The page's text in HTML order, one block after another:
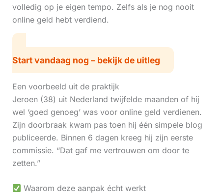
volledig op je eigen tempo. Zelfs als je nog nooit
online geld hebt verdiend.
Start vandaag nog – bekijk de uitleg
Een voorbeeld uit de praktijk
Jeroen (38) uit Nederland twijfelde maanden of hij
wel ‘goed genoeg’ was voor online geld verdienen.
Zijn doorbraak kwam pas toen hij één simpele blog
publiceerde. Binnen 6 dagen kreeg hij zijn eerste
commissie. “Dat gaf me vertrouwen om door te
zetten.”
Waarom deze aanpak écht werkt